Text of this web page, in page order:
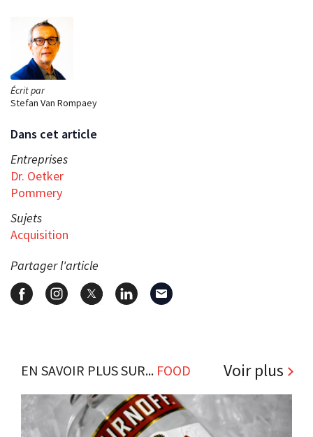
Écrit par
Stefan Van Rompaey
Dans cet article
Entreprises
Dr. Oetker
Pommery
Sujets
Acquisition
Partager l'article
EN SAVOIR PLUS SUR... FOOD Voir plus